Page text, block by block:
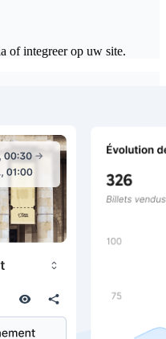
of integreer op uw site.